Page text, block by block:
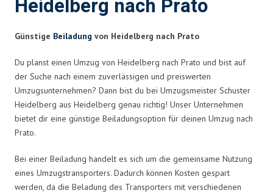
Heidelberg nach Prato
Günstige Beiladung von Heidelberg nach Prato
Du planst einen Umzug von Heidelberg nach Prato und bist auf
der Suche nach einem zuverlässigen und preiswerten
Umzugsunternehmen? Dann bist du bei Umzugsmeister Schuster
Heidelberg aus Heidelberg genau richtig! Unser Unternehmen
bietet dir eine günstige Beiladungsoption für deinen Umzug nach
Prato.
Bei einer Beiladung handelt es sich um die gemeinsame Nutzung
eines Umzugstransporters. Dadurch können Kosten gespart
werden, da die Beladung des Transporters mit verschiedenen